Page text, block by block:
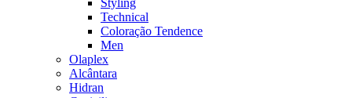
Styling
Technical
Coloração Tendence
Men
Olaplex
Alcântara
Hidran